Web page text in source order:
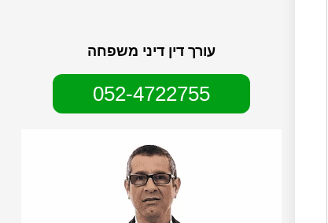
עורך דין דיני משפחה
052-4722755